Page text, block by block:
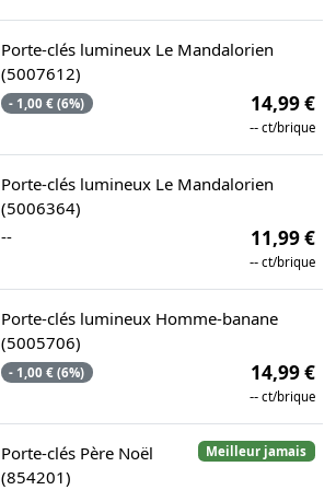
Porte-clés lumineux Le Mandalorien
(5007612)
- 1,00 € (6%) 14,99 €
-- ct/brique
Porte-clés lumineux Le Mandalorien
(5006364)
--
11,99 €
-- ct/brique
Porte-clés lumineux Homme-banane
(5005706)
- 1,00 € (6%) 14,99 €
-- ct/brique
Meilleur jamais
Porte-clés Père Noël
(854201)